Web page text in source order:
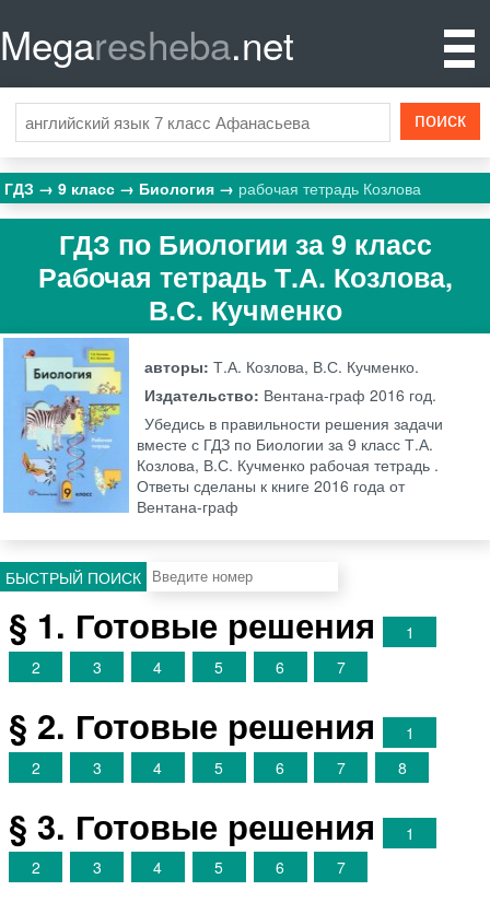
Megaresheba.net
ГДЗ 9 класс Биология рабочая тетрадь Козлова
ГДЗ по Биологии за 9 класс
Рабочая тетрадь Т.А. Козлова,
В.С. Кучменко
авторы:Т.А. Козлова, В.С. Кучменко.
Издательство: Вентана-граф 2016 год.
Убедись в правильности решения задачи
вместе с ГДЗ по Биологии за 9 класс Т.А.
Козлова, В.С. Кучменко рабочая тетрадь .
Ответы сделаны к книге 2016 года от
Вентана-граф
БЫСТРЫЙ ПОИСК
§ 1. Готовые решения
1
2
3 4 5 6 7
§ 2. Готовые решения
1
2
3 4 5 6 7 8
§ 3. Готовые решения
1
2
3 4 5 6 7